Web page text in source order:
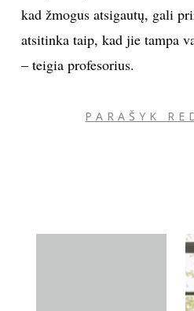
kad žmogus atsigautų, gali
atsitinka taip, kad jie tampa
– teigia profesorius.
PARAŠYK